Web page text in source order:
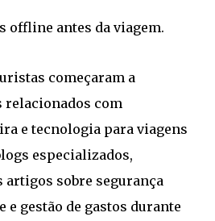
offline antes da viagem.
começaram a
relacionados com
e tecnologia para viagens
especializados,
sobre segurança
gestão de gastos durante